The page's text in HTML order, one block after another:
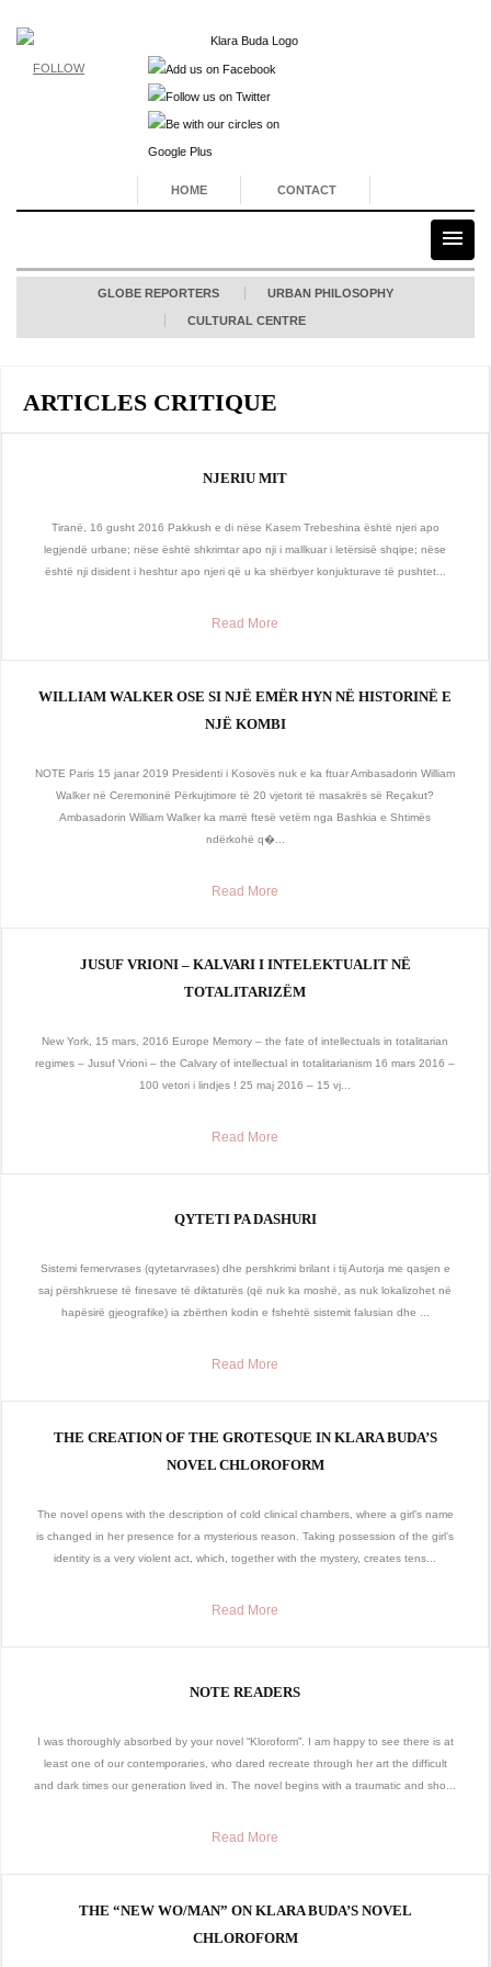
FOLLOW
HOME CONTACT
GLOBE REPORTERS URBAN PHILOSOPHY
CULTURAL CENTRE
ARTICLES CRITIQUE
NJERIU MIT
Tiranë, 16 gusht 2016 Pakkush e di nëse Kasem Trebeshina është njeri apo
legjendë urbane; nëse është shkrimtar apo nji i mallkuar i letërsisë shqipe; nëse
është nji disident i heshtur apo njeri që u ka shërbyer konjukturave të pushtet...
Read More
WILLIAM WALKER OSE SI NJË EMËR HYN NË HISTORINË E
NJË KOMBI
NOTE Paris 15 janar 2019 Presidenti i Kosovës nuk e ka ftuar Ambasadorin William
Walker në Ceremoninë Përkujtimore të 20 vjetorit të masakrës së Reçakut?
Ambasadorin William Walker ka marrë ftesë vetëm nga Bashkia e Shtimës
ndërkohë q�...
Read More
JUSUF VRIONI – KALVARI I INTELEKTUALIT NË
TOTALITARIZËM
New York, 15 mars, 2016 Europe Memory – the fate of intellectuals in totalitarian
regimes – Jusuf Vrioni – the Calvary of intellectual in totalitarianism 16 mars 2016 –
100 vetori i lindjes ! 25 maj 2016 – 15 vj...
Read More
QYTETI PA DASHURI
Sistemi femervrases (qytetarvrases) dhe pershkrimi brilant i tij Autorja me qasjen e
saj përshkruese të finesave të diktaturës (që nuk ka moshë, as nuk lokalizohet në
hapësirë gjeografike) ia zbërthen kodin e fshehtë sistemit falusian dhe ...
Read More
THE CREATION OF THE GROTESQUE IN KLARA BUDA’S
NOVEL CHLOROFORM
The novel opens with the description of cold clinical chambers, where a girl’s name
is changed in her presence for a mysterious reason. Taking possession of the girl’s
identity is a very violent act, which, together with the mystery, creates tens...
Read More
NOTE READERS
I was thoroughly absorbed by your novel “Kloroform”. I am happy to see there is at
least one of our contemporaries, who dared recreate through her art the difficult
and dark times our generation lived in. The novel begins with a traumatic and sho...
Read More
THE “NEW WO/MAN” ON KLARA BUDA’S NOVEL
CHLOROFORM